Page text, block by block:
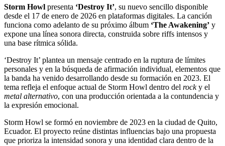
Storm Howl presenta ‘Destroy It’, su nuevo sencillo disponible
desde el 17 de enero de 2026 en plataformas digitales. La canción
funciona como adelanto de su próximo álbum ‘The Awakening’ y
expone una línea sonora directa, construida sobre riffs intensos y
una base rítmica sólida.
‘Destroy It’ plantea un mensaje centrado en la ruptura de límites
personales y en la búsqueda de afirmación individual, elementos que
la banda ha venido desarrollando desde su formación en 2023. El
tema refleja el enfoque actual de Storm Howl dentro del rocky el
metal alternativo, con una producción orientada a la contundencia y
la expresión emocional.
Storm Howl se formó en noviembre de 2023 en la ciudad de Quito,
Ecuador. El proyecto reúne distintas influencias bajo una propuesta
que prioriza la intensidad sonora y una identidad clara dentro de la